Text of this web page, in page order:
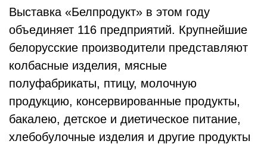
Выставка «Белпродукт» в этом году
объединяет 116 предприятий. Крупнейшие
белорусские производители представляют
колбасные изделия, мясные
полуфабрикаты, птицу, молочную
продукцию, консервированные продукты,
бакалею, детское и диетическое питание,
хлебобулочные изделия и другие продукты